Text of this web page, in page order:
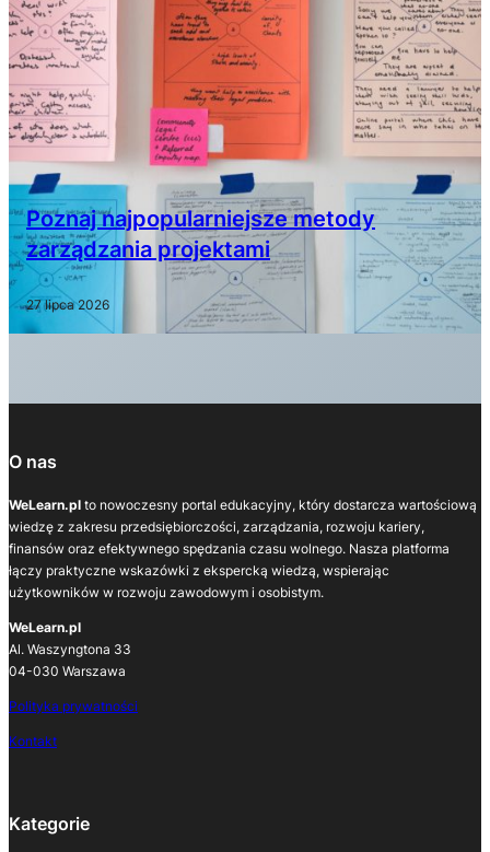
Poznaj najpopularniejsze metody
zarządzania projektami
27 lipca 2026
O nas
WeLearn.pl to nowoczesny portal edukacyjny, który dostarcza wartościową
wiedzę z zakresu przedsiębiorczości, zarządzania, rozwoju kariery,
finansów oraz efektywnego spędzania czasu wolnego. Nasza platforma
łączy praktyczne wskazówki z ekspercką wiedzą, wspierając
użytkowników w rozwoju zawodowym i osobistym.
WeLearn.pl
Al. Waszyngtona 33
04-030 Warszawa
Polityka prywatności
Kontakt
Kategorie